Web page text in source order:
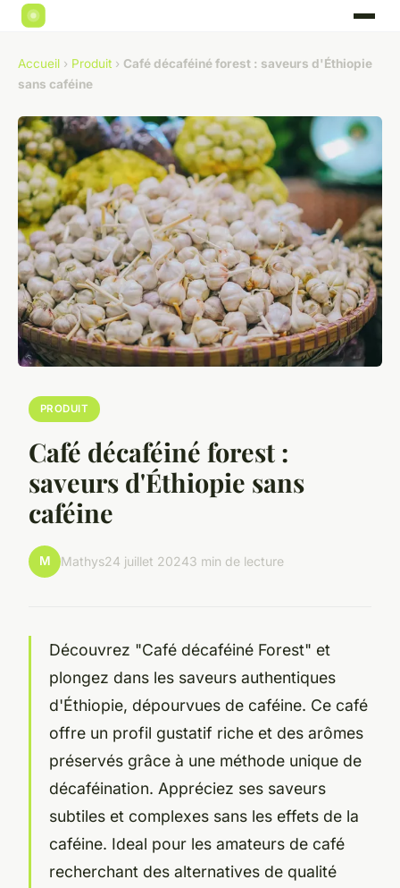
Accueil › Produit › Café décaféiné forest : saveurs d'Éthiopie
sans caféine
PRODUIT
Café décaféiné forest :
saveurs d'Éthiopie sans
caféine
M Mathys24 juillet 20243 min de lecture
Découvrez "Café décaféiné Forest" et
plongez dans les saveurs authentiques
d'Éthiopie, dépourvues de caféine. Ce café
offre un profil gustatif riche et des arômes
préservés grâce à une méthode unique de
décaféination. Appréciez ses saveurs
subtiles et complexes sans les effets de la
caféine. Ideal pour les amateurs de café
recherchant des alternatives de qualité